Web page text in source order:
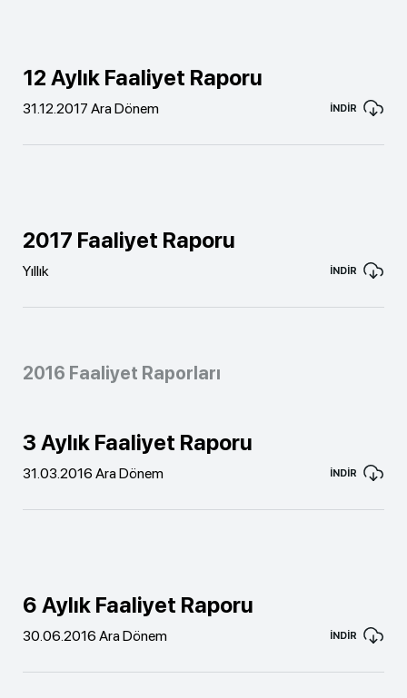
12 Aylık Faaliyet Raporu
31.12.2017 Ara Dönem İNDİR
2017 Faaliyet Raporu
Yıllık İNDİR
2016 Faaliyet Raporları
3 Aylık Faaliyet Raporu
31.03.2016 Ara Dönem İNDİR
6 Aylık Faaliyet Raporu
30.06.2016 Ara Dönem İNDİR